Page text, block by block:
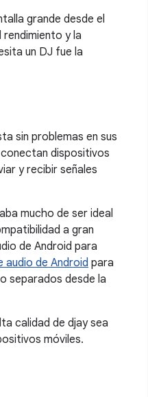
grande desde el
y la
un DJ fue la
sin problemas en sus
conectan dispositivos
y recibir señales
mucho de ser ideal
a gran
de Android para
audio de Android para
separados desde la
calidad de djay sea
móviles.